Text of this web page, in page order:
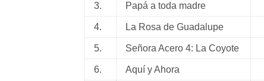
3. Papá a toda madre
4. La Rosa de Guadalupe
5. Señora Acero 4: La Coyote
6. Aquí y Ahora